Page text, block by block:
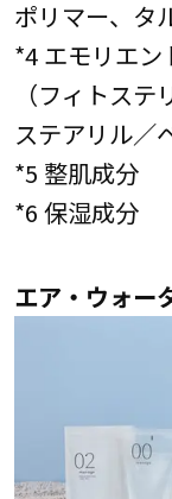
ポリマー、タ
*4 エモリエ
（フィトス
ステアリル／
*5 整肌成分
*6 保湿成分
エア・ウォー